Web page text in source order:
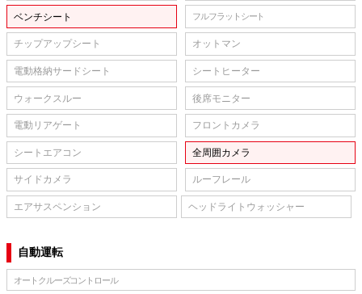
ベンチシート フルフラットシート
チップアップシート オットマン
電動格納サードシート シートヒーター
ウォークスルー 後席モニター
電動リアゲート フロントカメラ
シートエアコン 全周囲カメラ
サイドカメラ ルーフレール
エアサスペンション ヘッドライトウォッシャー
自動運転
オートクルーズコントロール